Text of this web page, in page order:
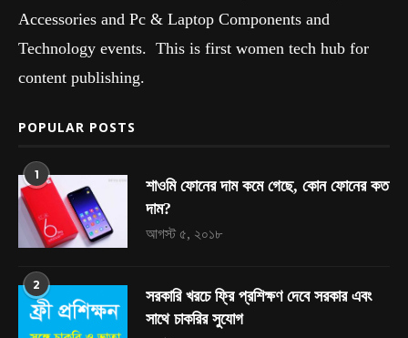
Accessories and Pc & Laptop Components and
Technology events. This is first women tech hub for
content publishing.
POPULAR POSTS
1
শাওমি ফোনের দাম কমে গেছে, কোন ফোনের কত
দাম?
আগস্ট ৫, ২০১৮
2
সরকারি খরচে ফ্রি প্রশিক্ষণ দেবে সরকার এবং
সাথে চাকরির সুযোগ